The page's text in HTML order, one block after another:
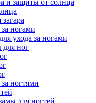
и защиты от солнца
ногами
ухода за ногами
для ног
ногтями
для ногтей